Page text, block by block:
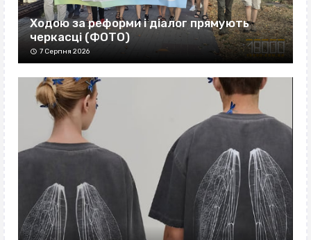
Ходою за реформи і діалог прямують
черкасці (ФОТО)
7 Серпня 2026